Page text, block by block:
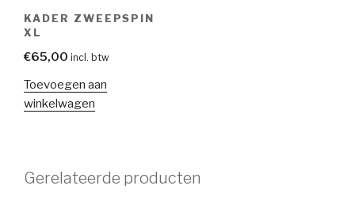
KADER ZWEEPSPIN
XL
€65,00 incl. btw
Toevoegen aan
winkelwagen
Gerelateerde producten